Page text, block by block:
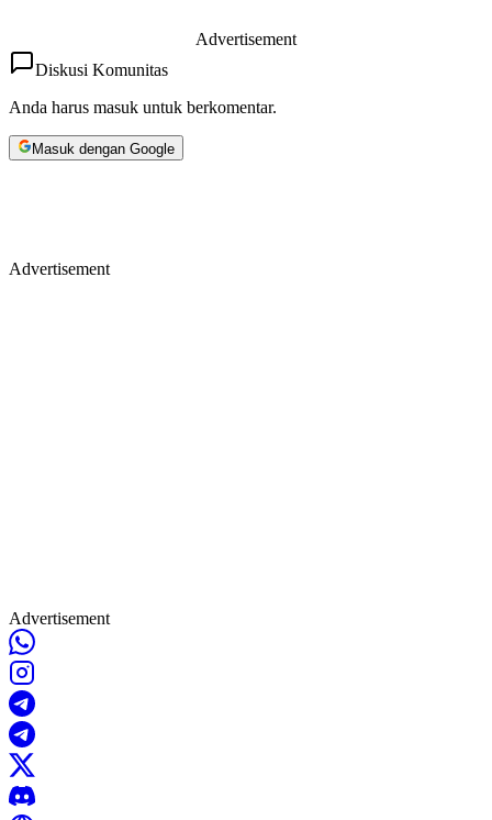
Advertisement
Diskusi Komunitas
Anda harus masuk untuk berkomentar.
Masuk dengan Google
Advertisement
Advertisement